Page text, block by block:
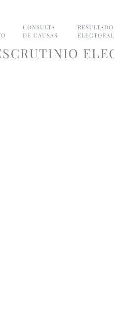
CONSULTA
DE CAUSAS